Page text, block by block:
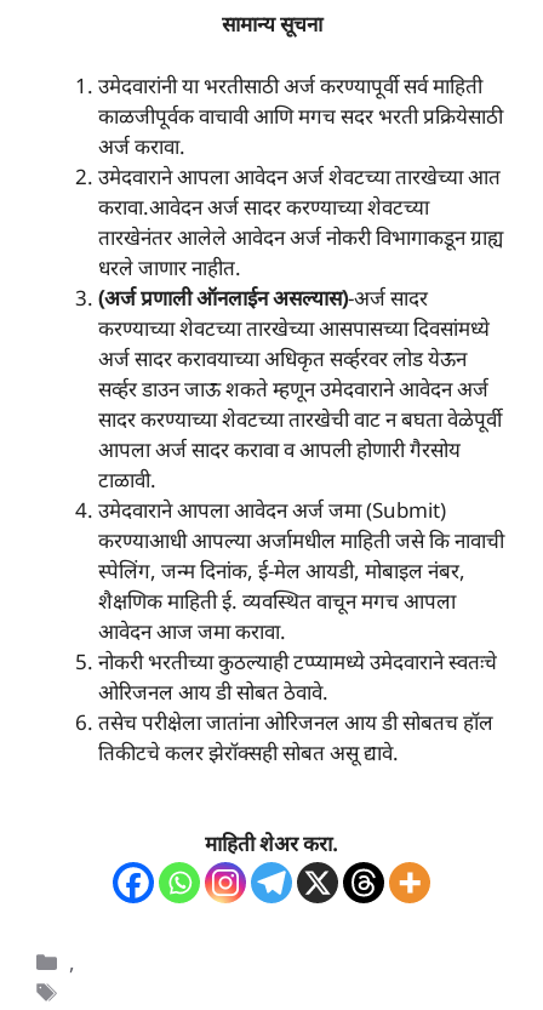
सामान्य सूचना
उमेदवारांनी या भरतीसाठी अर्ज करण्यापूर्वी सर्व माहिती
काळजीपूर्वक वाचावी आणि मगच सदर भरती प्रक्रियेसाठी
अर्ज करावा.
उमेदवाराने आपला आवेदन अर्ज शेवटच्या तारखेच्या आत
करावा.आवेदन अर्ज सादर करण्याच्या शेवटच्या
तारखेनंतर आलेले आवेदन अर्ज नोकरी विभागाकडून ग्राह्य
धरले जाणार नाहीत.
(अर्ज प्रणाली ऑनलाईन असल्यास)-अर्ज सादर
करण्याच्या शेवटच्या तारखेच्या आसपासच्या दिवसांमध्ये
अर्ज सादर करावयाच्या अधिकृत सर्व्हरवर लोड येऊन
सर्व्हर डाउन जाऊ शकते म्हणून उमेदवाराने आवेदन अर्ज
सादर करण्याच्या शेवटच्या तारखेची वाट न बघता वेळेपूर्वी
आपला अर्ज सादर करावा व आपली होणारी गैरसोय
टाळावी.
उमेदवाराने आपला आवेदन अर्ज जमा (Submit)
करण्याआधी आपल्या अर्जामधील माहिती जसे कि नावाची
स्पेलिंग, जन्म दिनांक, ई-मेल आयडी, मोबाइल नंबर,
शैक्षणिक माहिती ई. व्यवस्थित वाचून मगच आपला
आवेदन आज जमा करावा.
नोकरी भरतीच्या कुठल्याही टप्प्यामध्ये उमेदवाराने स्वतःचे
ओरिजनल आय डी सोबत ठेवावे.
तसेच परीक्षेला जातांना ओरिजनल आय डी सोबतच हॉल
तिकीटचे कलर झेरॉक्सही सोबत असू द्यावे.
माहिती शेअर करा.
Categories
,